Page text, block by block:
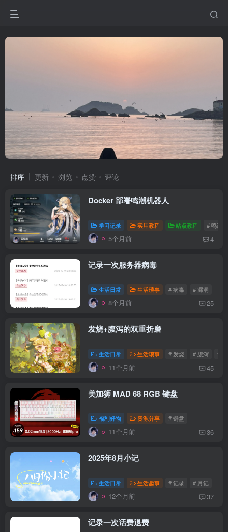
排序 更新 浏览 点赞 评论
Docker 部署鸣潮机器人
学习记录 实用教程 站点教程 # 鸣潮
5个月前 4
记录一次服务器病毒
生活日常 生活琐事 # 病毒 # 漏洞
8个月前 25
发烧+腹泻的双重折磨
生活日常 生活琐事 # 发烧 # 腹泻 #
11个月前 45
美加狮 MAD 68 RGB 键盘
福利好物 资源分享 # 键盘
11个月前 36
2025年8月小记
生活日常 生活趣事 # 记录 # 月记
12个月前 37
记录一次话费退费